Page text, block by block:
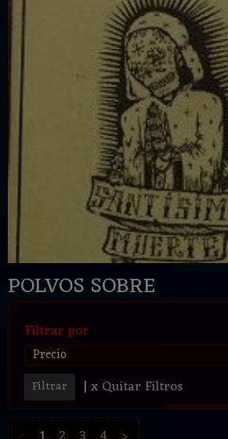
POLVOS SOBRE
Filtrar por
Precio
| x Quitar Filtros